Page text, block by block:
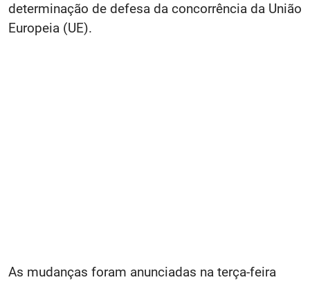
determinação de defesa da concorrência da União
Europeia (UE).
As mudanças foram anunciadas na terça-feira